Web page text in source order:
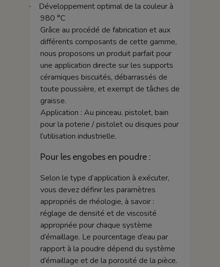
·
Développement optimal de la couleur à
980 °C
Grâce au procédé de fabrication et aux
différents composants de cette gamme,
nous proposons un produit parfait pour
une application directe sur les supports
céramiques biscuités, débarrassés de
toute poussière, et exempt de tâches de
graisse.
Application : Au pinceau, pistolet, bain
pour la poterie / pistolet ou disques pour
l’utilisation industrielle.
Pour les engobes en poudre :
Selon le type d’application à exécuter,
vous devez définir les paramètres
appropriés de rhéologie, à savoir :
réglage de densité et de viscosité
appropriée pour chaque système
d’émaillage. Le pourcentage d’eau par
rapport à la poudre dépend du système
d’émaillage et de la porosité de la pièce.